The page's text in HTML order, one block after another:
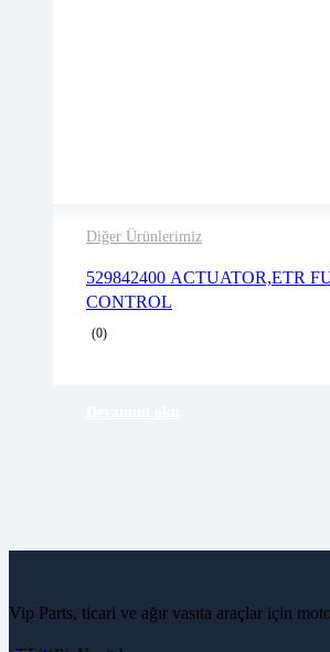
Diğer Ürünlerimiz
529842400 ACTUATOR,ETR
CONTROL
(0)
Delivery time: 1-2 business
Free 90 days return
Vip Parts, ticari ve ağır vasıta araçlar için